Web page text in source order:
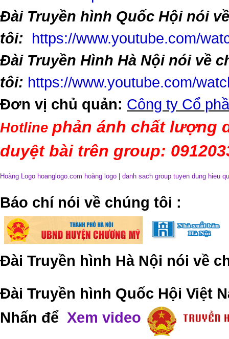
Đài Truyền hình Quốc Hội nói
tôi:
https://www.youtube.com/
Đài Truyền Hình Hà Nội nói về
tôi: https://www.youtube.com/
Đơn vị chủ quản: Công ty Cổ
Hotline phản ánh chất lượng
duyệt bài trên group:
Hoàng Logo hoanglogo.com hoàng logo danh sach group tuyen dung hieu
​Báo chí nói về chúng tôi :
Đài Truyền hình Hà Nội nói về
Đài Truyền hình Quốc Hội Việt
Nhấn để Xem video